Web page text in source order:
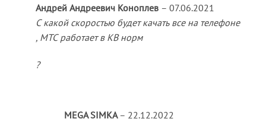
Андрей Андреевич Коноплев – 07.06.2021
С какой скоростью будет качать все на телефоне
, МТС работает в КВ норм
?
MEGA SIMKA – 22.12.2022